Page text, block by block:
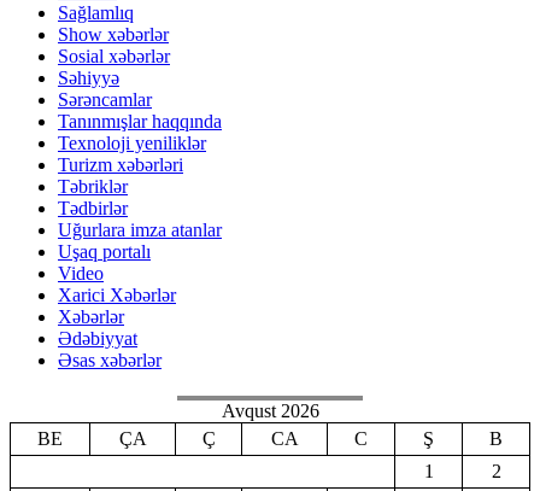
Sağlamlıq
Show xəbərlər
Sosial xəbərlər
Səhiyyə
Sərəncamlar
Tanınmışlar haqqında
Texnoloji yeniliklər
Turizm xəbərləri
Təbriklər
Tədbirlər
Uğurlara imza atanlar
Uşaq portalı
Video
Xarici Xəbərlər
Xəbərlər
Ədəbiyyat
Əsas xəbərlər
Avqust 2026
BE
ÇA Ç CA C Ş
B
1
2